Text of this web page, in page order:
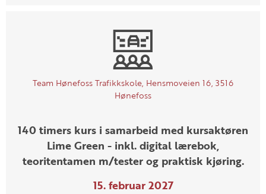
Team Hønefoss Trafikkskole, Hensmoveien 16, 3516
Hønefoss
140 timers kurs i samarbeid med kursaktøren
Lime Green - inkl. digital lærebok,
teoritentamen m/tester og praktisk kjøring.
15. februar 2027